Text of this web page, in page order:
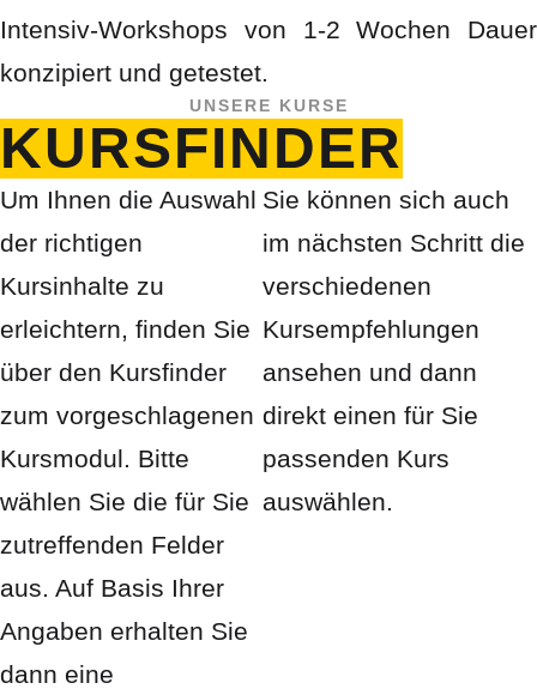
Intensiv-Workshops von 1-2 Wochen Dauer
konzipiert und getestet.
UNSERE KURSE
KURSFINDER
Um Ihnen die Auswahl
der richtigen
Kursinhalte zu
erleichtern, finden Sie
über den Kursfinder
zum vorgeschlagenen
Kursmodul. Bitte
wählen Sie die für Sie
zutreffenden Felder
aus. Auf Basis Ihrer
Angaben erhalten Sie
dann eine
Sie können sich auch
im nächsten Schritt die
verschiedenen
Kursempfehlungen
ansehen und dann
direkt einen für Sie
passenden Kurs
auswählen.